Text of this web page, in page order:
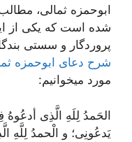
ابوحمزه ثمالی،
شده است که یکی از
پروردگار و سستی
شرح دعای ابوحمزه
مورد میخوانیم:
الحَمدُ لِلَهِ الَّذِی أدعُوهُ
یَدعُونِی؛ و الْحمدُ لِلَّهِ